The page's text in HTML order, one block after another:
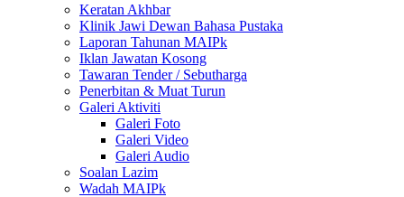
Keratan Akhbar
Klinik Jawi Dewan Bahasa Pustaka
Laporan Tahunan MAIPk
Iklan Jawatan Kosong
Tawaran Tender / Sebutharga
Penerbitan & Muat Turun
Galeri Aktiviti
Galeri Foto
Galeri Video
Galeri Audio
Soalan Lazim
Wadah MAIPk